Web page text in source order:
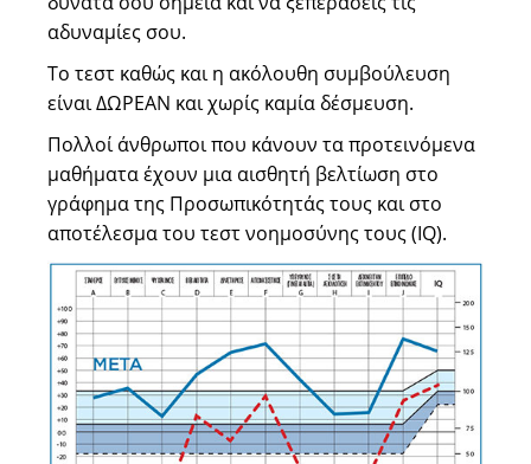
αδυναμίες σου.
Το τεστ καθώς και η ακόλουθη συμβούλευση
είναι ΔΩΡΕΑΝ και χωρίς καμία δέσμευση.
Πολλοί άνθρωποι που κάνουν τα προτεινόμενα
μαθήματα έχουν μια αισθητή βελτίωση στο
γράφημα της Προσωπικότητάς τους και στο
αποτέλεσμα του τεστ νοημοσύνης τους (IQ).